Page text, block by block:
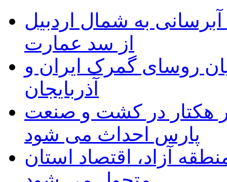
ماده ۲۳ طرح آبرسانی به شمال اردبیل
از سد عمارت
روسای گمرک ایران و
آذربایجان
هکتار در کشت و صنعت
پارس احداث می شود
آزاد، اقتصاد استان